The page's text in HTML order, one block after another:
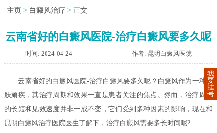
主页 > 白癜风治疗 > 正文
云南省好的白癜风医院-治疗白癜风要多久呢
时间: 2024-04-24 作者: 昆明白癜风医院
云南省好的白癜风医院-治疗白癜风要多久呢？白癜风作为一种皮
肤顽疾，其治疗周期和效果一直是患者关注的焦点。然而，治疗周期
的长短和见效速度并非一成不变，它们受到多种因素的影响，现在和
昆明 白癜风治疗 医院医生了解下，治疗白癜风需要多长时间呢?
我
要
挂
号